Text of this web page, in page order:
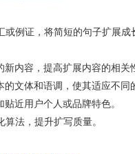
例证，将简短的句子扩展
新内容，提高扩展内容的相关
文体和语调，使其适应不同
近用户个人或品牌特色。
法，提升扩写质量。